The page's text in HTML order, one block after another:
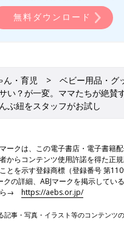
無料ダウンロード
ん・育児 ベビー用品・グ
い？が一変。ママたちが絶賛
ぶ紐をスタッフがお試し
ークは、この電子書店・電子書籍配
からコンテンツ使用許諾を得た正
とを示す登録商標（登録番号 第
クの詳細、ABJマークを掲示してい
ら→https://aebs.or.jp/
記事・写真・イラスト等のコンテンツ